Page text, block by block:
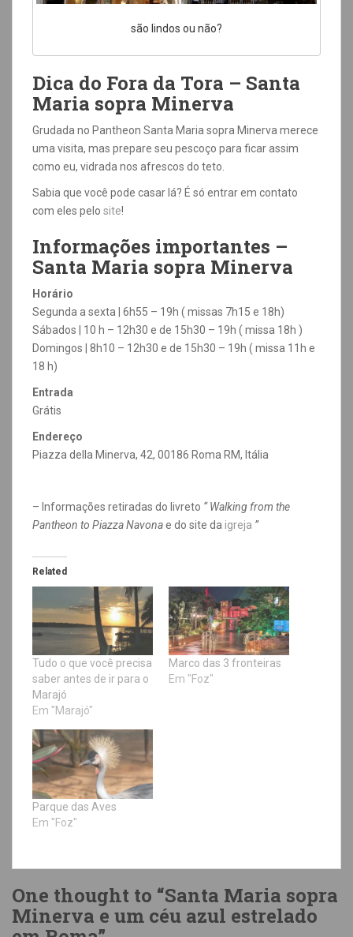
são lindos ou não?
Dica do Fora da Tora – Santa
Maria sopra Minerva
Grudada no Pantheon Santa Maria sopra Minerva merece
uma visita, mas prepare seu pescoço para ficar assim
como eu, vidrada nos afrescos do teto.
Sabia que você pode casar lá? É só entrar em contato
com eles pelo site!
Informações importantes –
Santa Maria sopra Minerva
Horário
Segunda a sexta | 6h55 – 19h ( missas 7h15 e 18h)
Sábados | 10 h – 12h30 e de 15h30 – 19h ( missa 18h )
Domingos | 8h10 – 12h30 e de 15h30 – 19h ( missa 11h e
18 h)
Entrada
Grátis
Endereço
Piazza della Minerva, 42, 00186 Roma RM, Itália
– Informações retiradas do livreto “ Walking from the
Pantheon to Piazza Navonae do site da igreja ”
Related
Tudo o que você precisa
saber antes de ir para o
Marajó
Em "Marajó"
Marco das 3 fronteiras
Em "Foz"
Parque das Aves
Em "Foz"
One thought to “Santa Maria sopra
Minerva e um céu azul estrelado